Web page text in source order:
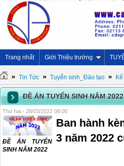
Trang nhất Giới Thiệu trường
» Tin Tức » Tuyển sinh_Đào tạo »
ĐỀ ÁN TUYỂN SINH NĂM 2022
Thứ hai - 28/03/2022 08:00
ĐỀ ÁN TUYỂN
SINH NĂM 2022
Ban hành
3 năm 2022